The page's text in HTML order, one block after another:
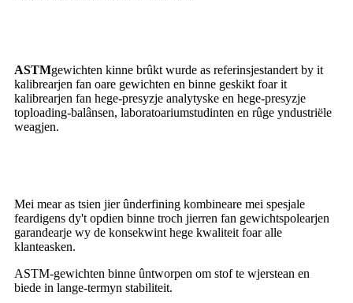
ASTMgewichten kinne brûkt wurde as referinsjestandert by it
kalibrearjen fan oare gewichten en binne geskikt foar it
kalibrearjen fan hege-presyzje analytyske en hege-presyzje
toploading-balânsen, laboratoariumstudinten en rûge yndustriële
weagjen.
Mei mear as tsien jier ûnderfining kombineare mei spesjale
feardigens dy't opdien binne troch jierren fan gewichtspolearjen
garandearje wy de konsekwint hege kwaliteit foar alle
klanteasken.
ASTM-gewichten binne ûntworpen om stof te wjerstean en
biede in lange-termyn stabiliteit.